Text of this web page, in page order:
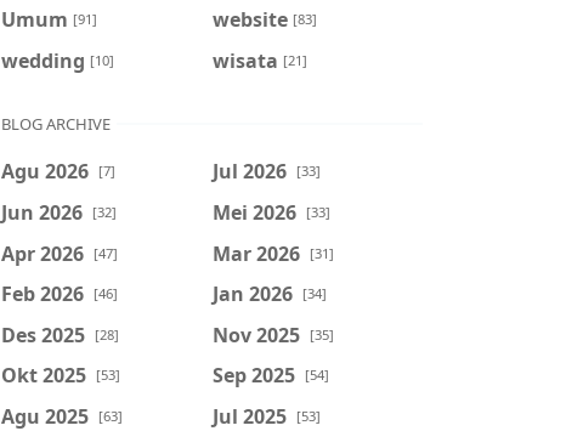
Umum [91] website [83]
wedding [10] wisata [21]
BLOG ARCHIVE
Agu 2026 [7] Jul 2026 [33]
Jun 2026 [32] Mei 2026 [33]
Apr 2026 [47] Mar 2026 [31]
Feb 2026 [46] Jan 2026 [34]
Des 2025 [28] Nov 2025 [35]
Okt 2025 [53] Sep 2025 [54]
Agu 2025 [63] Jul 2025 [53]